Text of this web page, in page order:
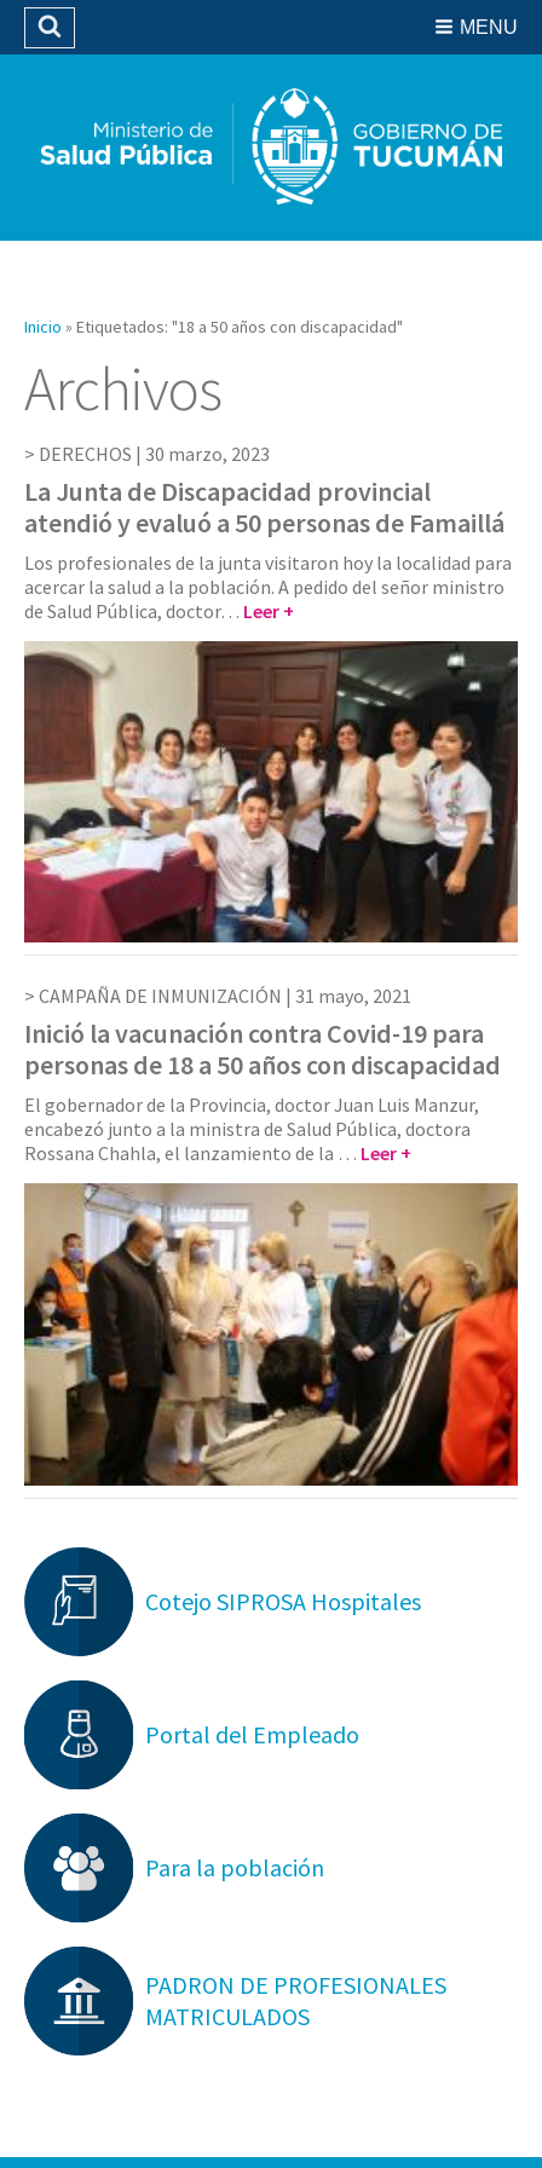
Biblioteca
MENU
Buscar
Inicio » Etiquetados: "18 a 50 años con discapacidad"
Archivos
DERECHOS | 30 marzo, 2023
La Junta de Discapacidad provincial
atendió y evaluó a 50 personas de Famaillá
Los profesionales de la junta visitaron hoy la localidad para
acercar la salud a la población. A pedido del señor ministro
de Salud Pública, doctor… Leer +
CAMPAÑA DE INMUNIZACIÓN | 31 mayo, 2021
Inició la vacunación contra Covid-19 para
personas de 18 a 50 años con discapacidad
El gobernador de la Provincia, doctor Juan Luis Manzur,
encabezó junto a la ministra de Salud Pública, doctora
Rossana Chahla, el lanzamiento de la … Leer +
Cotejo SIPROSA Hospitales
Portal del Empleado
Para la población
PADRON DE PROFESIONALES
MATRICULADOS